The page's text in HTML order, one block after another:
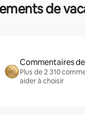
de
Commentaires
Plus de 2 310
aider à choisir